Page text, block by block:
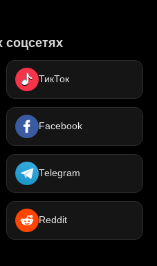
соцсетях
ТикТок
Facebook
Telegram
Reddit